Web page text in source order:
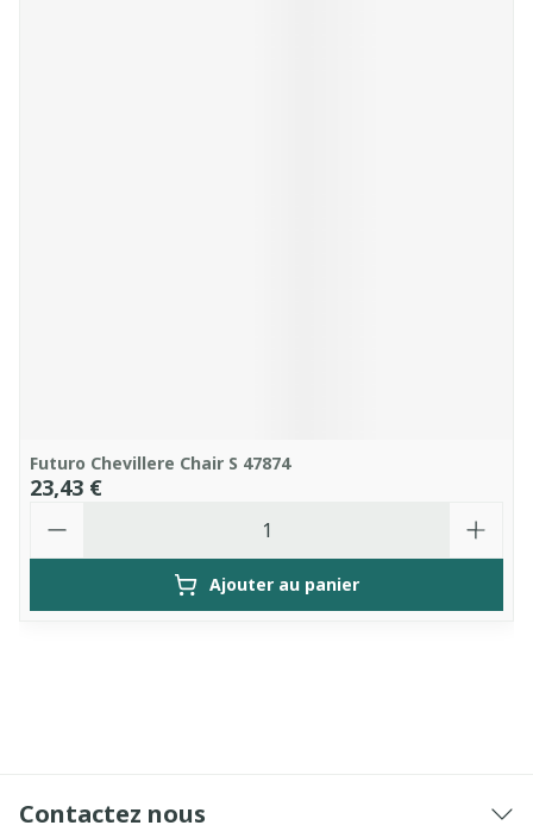
Futuro Chevillere Chair S 47874
23,43 €
Ajouter au panier
Contactez nous